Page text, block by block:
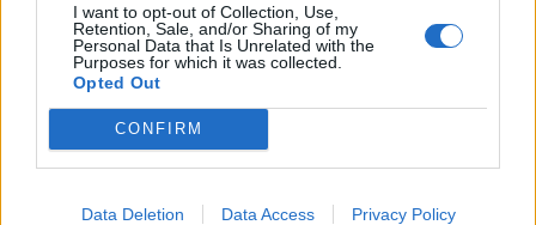
I want to opt-out of Collection, Use,
Retention, Sale, and/or Sharing of my
Personal Data that Is Unrelated with the
Purposes for which it was collected.
Opted Out
CONFIRM
Data Deletion Data Access Privacy Policy
Ξηράς μέσω EDA: Θετικές
οι ΗΠΑ – Αναμονή για
αριθμό, εκδόσεις και
κατάσταση οχημάτων
ετοιμότητα οι
υπερηχητικοί
Κίνας